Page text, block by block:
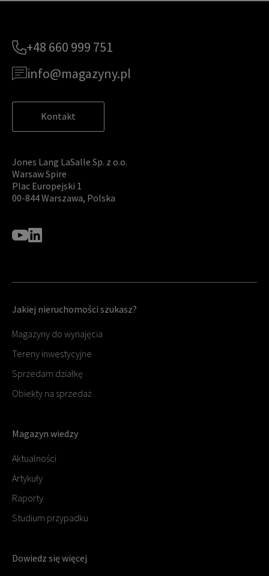
+48 660 999 751
info@magazyny.pl
Kontakt
Jones Lang LaSalle Sp. z o.o.
Warsaw Spire
Plac Europejski 1
00-844 Warszawa, Polska
Jakiej nieruchomości szukasz?
Magazyny do wynajęcia
Tereny inwestycyjne
Sprzedam działkę
Obiekty na sprzedaż
Magazyn wiedzy
Aktualności
Artykuły
Raporty
Studium przypadku
Dowiedz się więcej